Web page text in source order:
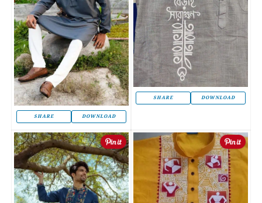
SHARE DOWNLOAD
SHARE DOWNLOAD